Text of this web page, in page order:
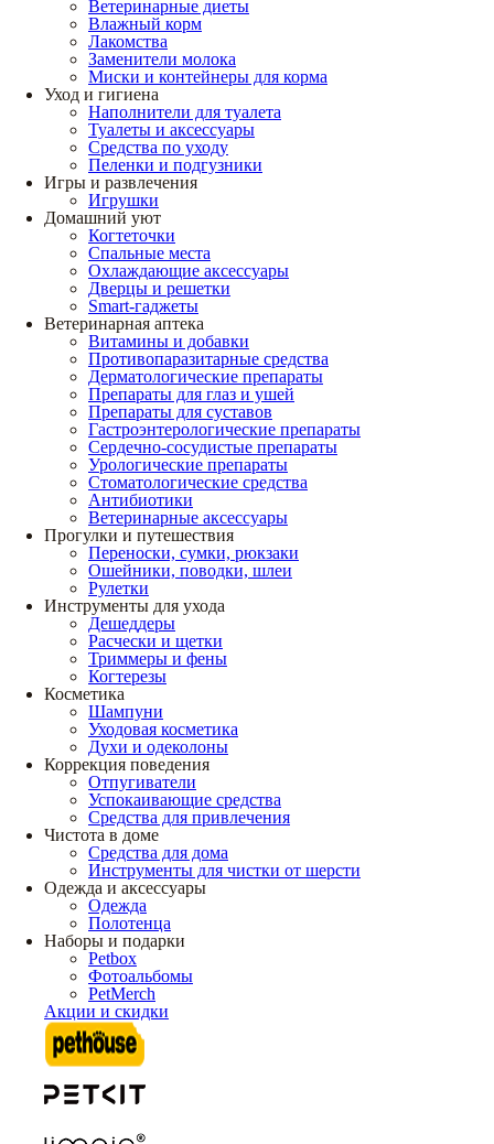
Ветеринарные диеты
Влажный корм
Лакомства
Заменители молока
Миски и контейнеры для корма
Уход и гигиена
Наполнители для туалета
Туалеты и аксессуары
Средства по уходу
Пеленки и подгузники
Игры и развлечения
Игрушки
Домашний уют
Когтеточки
Спальные места
Охлаждающие аксессуары
Дверцы и решетки
Smart-гаджеты
Ветеринарная аптека
Витамины и добавки
Противопаразитарные средства
Дерматологические препараты
Препараты для глаз и ушей
Препараты для суставов
Гастроэнтерологические препараты
Сердечно-сосудистые препараты
Урологические препараты
Стоматологические средства
Антибиотики
Ветеринарные аксессуары
Прогулки и путешествия
Переноски, сумки, рюкзаки
Ошейники, поводки, шлеи
Рулетки
Инструменты для ухода
Дешеддеры
Расчески и щетки
Триммеры и фены
Когтерезы
Косметика
Шампуни
Уходовая косметика
Духи и одеколоны
Коррекция поведения
Отпугиватели
Успокаивающие средства
Средства для привлечения
Чистота в доме
Средства для дома
Инструменты для чистки от шерсти
Одежда и аксессуары
Одежда
Полотенца
Наборы и подарки
Petbox
Фотоальбомы
PetMerch
Акции и скидки